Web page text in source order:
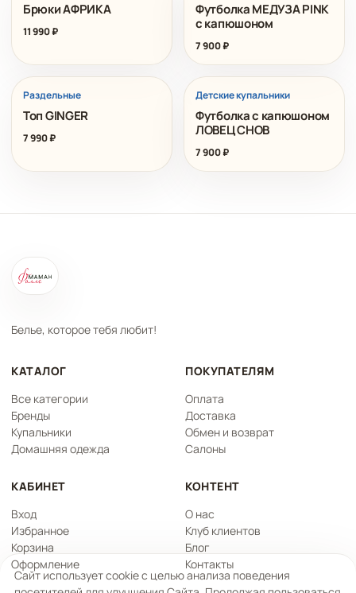
Брюки АФРИКА
11 990₽
Футболка МЕДУЗА PINK
с капюшоном
7 900₽
Раздельные
Топ GINGER
7 990₽
Детские купальники
Футболка с капюшоном
ЛОВЕЦ СНОВ
7 900₽
Белье, которое тебя любит!
КАТАЛОГ
Все категории
Бренды
Купальники
Домашняя одежда
ПОКУПАТЕЛЯМ
Оплата
Доставка
Обмен и возврат
Салоны
КАБИНЕТ
Вход
Избранное
Корзина
Оформление
КОНТЕНТ
О нас
Клуб клиентов
Блог
Контакты
Сайт использует cookie с целью анализа поведения